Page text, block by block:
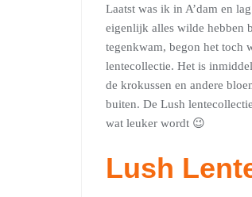
Laatst was ik in A’dam en
eigenlijk alles wilde hebben
tegenkwam, begon het toch
lentecollectie. Het is
de krokussen en andere
buiten. De Lush
wat leuker wordt 😉
Lush